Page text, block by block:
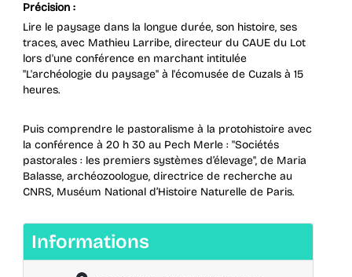
Précision :
Lire le paysage dans la longue durée, son histoire, ses
traces, avec Mathieu Larribe, directeur du CAUE du Lot
lors d'une conférence en marchant intitulée
"L'archéologie du paysage" à l'écomusée de Cuzals à 15
heures.
Puis comprendre le pastoralisme à la protohistoire avec
la conférence à 20 h 30 au Pech Merle : "Sociétés
pastorales : les premiers systèmes d’élevage", de Maria
Balasse, archéozoologue, directrice de recherche au
CNRS, Muséum National d’Histoire Naturelle de Paris.
Informations